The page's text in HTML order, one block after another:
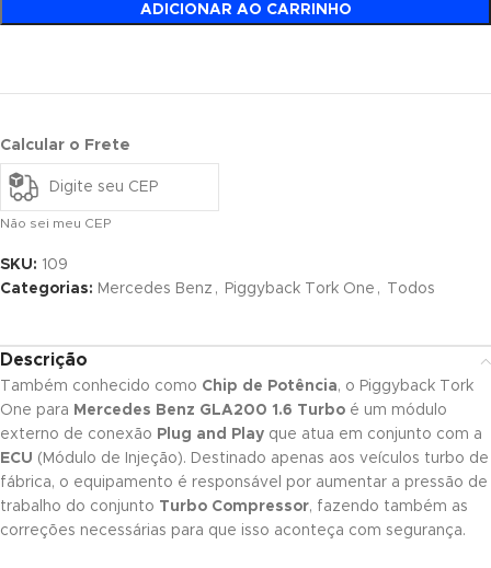
ADICIONAR AO CARRINHO
Calcular o Frete
Não sei meu CEP
SKU: 109
Categorias: Mercedes Benz , Piggyback Tork One , Todos
Descrição
Também conhecido como Chip de Potência, o Piggyback Tork
One para Mercedes Benz GLA200 1.6 Turbo é um módulo
externo de conexão Plug and Play que atua em conjunto com a
ECU (Módulo de Injeção). Destinado apenas aos veículos turbo de
fábrica, o equipamento é responsável por aumentar a pressão de
trabalho do conjunto Turbo Compressor, fazendo também as
correções necessárias para que isso aconteça com segurança.